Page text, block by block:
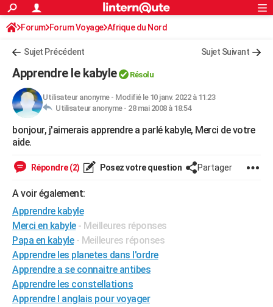
ACTUALITÉS
Politique
Société
Faits Divers
Education
Monde
Villes
+
FINANCE
Retraite
Impôts
Epargne
Immobilier
Risques naturels par ville
Banque
Assurance
Crédit
AUTO
Essais
Réserver un essai
Citadines
Berlines
SUV
Forum auto
+HIGH-TECH
Mobiles
Meilleur smartphone
Internet
Ordinateurs
Jeux vidéo
Guide high-tech
BRICOLAGE
WEEK-END
Guides de France
Escapades
Patrimoine
Expositions
Musées
Week-end nature
+LIFESTYLE
Art de vivre
Bien-être
Loisirs
ModeModes de vie
SANTE
Alimentation
Guide de la santé
Maladies
Médicaments
Sommeil
VOYAGE
Destinations
City break
Voyage nature
Voyage de noces
Forum
Climat
+PHOTO
S'inscrire
Connexion
Forum Forum Voyage Afrique du Nord
Sujet Précédent Sujet Suivant
Apprendre le kabyle Résolu
Utilisateur anonyme- Modifié le 10 janv. 2022 à 11:23
Utilisateur anonyme - 28 mai 2008 à 18:54
bonjour, j'aimerais apprendre a parlé kabyle, Merci de votre
aide.
Répondre (2) Posez votre question Partager
A voir également:
Apprendre kabyle
Merci en kabyle - Meilleures réponses
Papa en kabyle - Meilleures réponses
Apprendre les planetes dans l'ordre
Apprendre a se connaitre antibes
Apprendre les constellations
Apprendre l anglais pour voyager